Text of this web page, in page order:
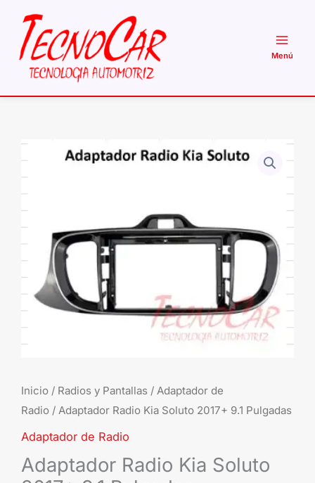
contenido
Inicio / Radios y Pantallas / Adaptador de
Radio / Adaptador Radio Kia Soluto 2017+ 9.1 Pulgadas
Adaptador de Radio
Adaptador Radio Kia Soluto
Adaptador
Kia
Soluto
2017+
Pulgadas
cantidad